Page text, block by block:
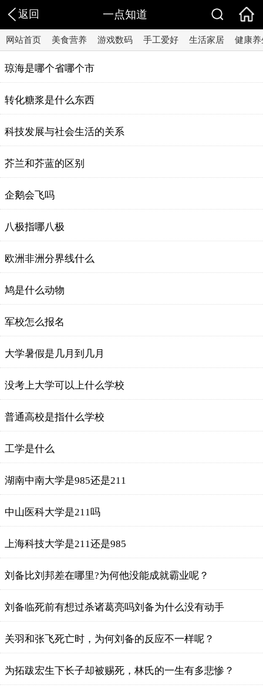
返回 一点知道
网站首页 美食营养 游戏数码 手工爱好 生活家居 健康养
琼海是哪个省哪个市
转化糖浆是什么东西
科技发展与社会生活的关系
芥兰和芥蓝的区别
企鹅会飞吗
八极指哪八极
欧洲非洲分界线什么
鸠是什么动物
军校怎么报名
大学暑假是几月到几月
没考上大学可以上什么学校
普通高校是指什么学校
工学是什么
湖南中南大学是985还是211
中山医科大学是211吗
上海科技大学是211还是985
刘备比刘邦差在哪里?为何他没能成就霸业呢？
刘备临死前有想过杀诸葛亮吗刘备为什么没有动手
关羽和张飞死亡时，为何刘备的反应不一样呢？
为拓跋宏生下长子却被赐死，林氏的一生有多悲惨？